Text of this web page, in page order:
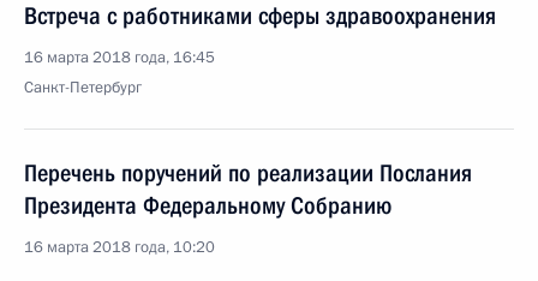
Встреча с работниками сферы здравоохранения
16 марта 2018 года, 16:45
Санкт-Петербург
Перечень поручений по реализации Послания
Президента Федеральному Собранию
16 марта 2018 года, 10:20